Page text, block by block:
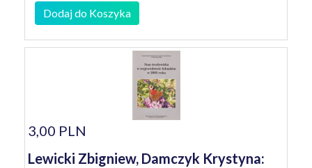
Dodaj do Koszyka
3,00 PLN
Lewicki Zbigniew, Damczyk Krystyna: